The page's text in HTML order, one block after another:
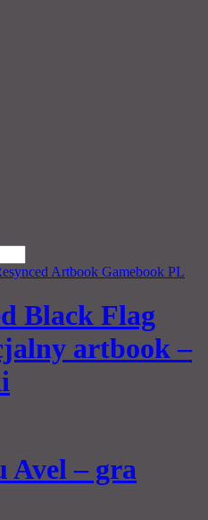
Black Flag
artbook –
– gra